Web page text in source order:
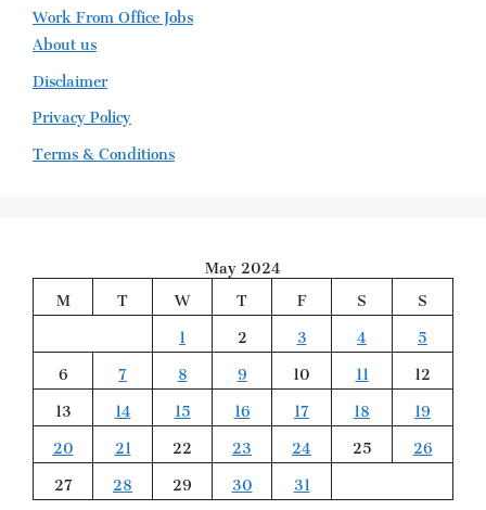
Work From Office Jobs
About us
Disclaimer
Privacy Policy
Terms & Conditions
May 2024
M
T W T F S
S
1
2 3 4
5
6
7 8 9 10 11
12
13
14 15 16 17 18
19
20
21 22 23 24 25
26
27
28 29 30 31